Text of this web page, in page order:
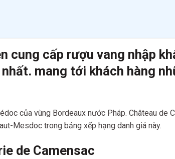
cung cấp rượu vang nhập
ất. mang tới khách hàng
của vùng Bordeaux nước Pháp. Château
Mesdoc trong bảng xếp hạng danh giá này.
de Camensac